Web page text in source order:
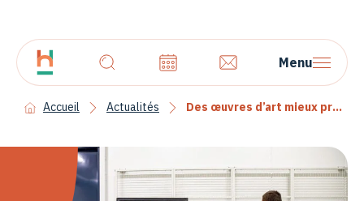
Menu
Accueil Actualités Des œuvres d’art mieux préservées